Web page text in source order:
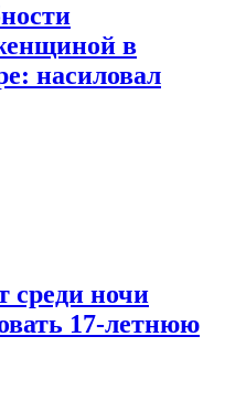
в
насиловал
среди ночи
17-летнюю